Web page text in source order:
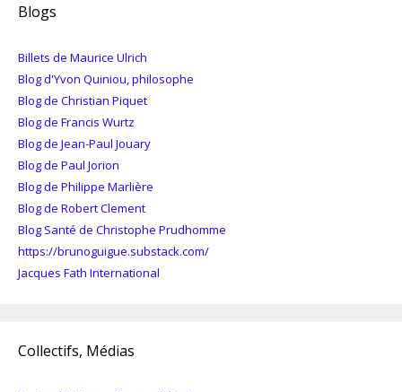
Blogs
Billets de Maurice Ulrich
Blog d'Yvon Quiniou, philosophe
Blog de Christian Piquet
Blog de Francis Wurtz
Blog de Jean-Paul Jouary
Blog de Paul Jorion
Blog de Philippe Marlière
Blog de Robert Clement
Blog Santé de Christophe Prudhomme
https://brunoguigue.substack.com/
Jacques Fath International
Collectifs, Médias